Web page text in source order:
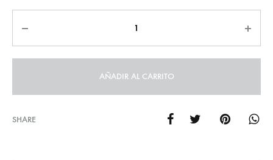
AÑADIR AL CARRITO
SHARE